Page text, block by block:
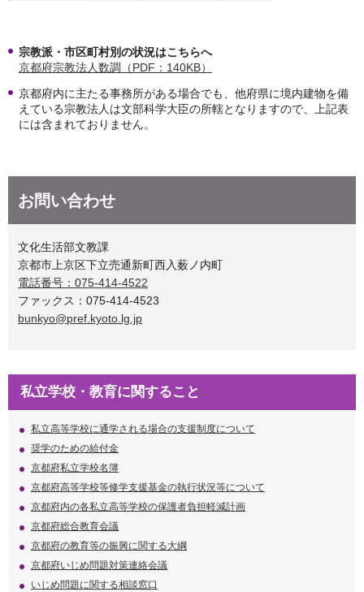
宗教派・市区町村別の状況はこちらへ
京都府宗教法人数調（PDF：140KB）
京都府内に主たる事務所がある場合でも、他府県に境内建物を備
えている宗教法人は文部科学大臣の所轄となりますので、上記表
には含まれておりません。
お問い合わせ
文化生活部文教課
京都市上京区下立売通新町西入薮ノ内町
電話番号：075-414-4522
ファックス：075-414-4523
bunkyo@pref.kyoto.lg.jp
私立学校・教育に関すること
私立高等学校に通学される場合の支援制度について
奨学のための給付金
京都府私立学校名簿
京都府高等学校等修学支援基金の執行状況等について
京都府内の各私立高等学校の保護者負担軽減計画
京都府総合教育会議
京都府の教育等の振興に関する大綱
京都府いじめ問題対策連絡会議
いじめ問題に関する相談窓口